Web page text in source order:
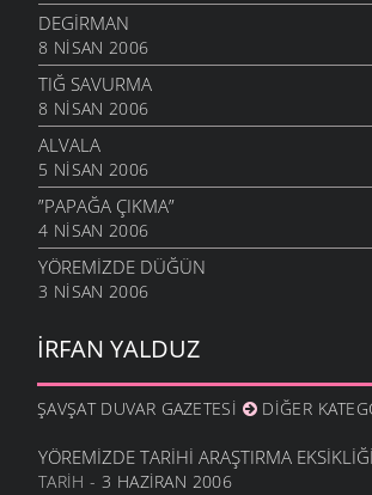
DEGIRMAN
8 NISAN 2006
TIĞ SAVURMA
8 NISAN 2006
ALVALA
5 NISAN 2006
”PAPAĞA ÇIKMA”
4 NISAN 2006
YÖREMIZDE DÜĞÜN
3 NISAN 2006
İRFAN YALDUZ
ŞAVŞAT DUVAR GAZETESI DIĞER
YÖREMIZDE TARIHI ARAŞTIRMA EKSIKLIĞI
TARIH - 3 HAZIRAN 2006